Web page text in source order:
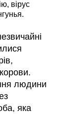
вірус
людини
яка